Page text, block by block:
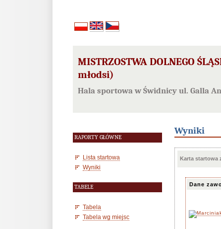
MISTRZOSTWA DOLNEGO
młodsi)
Hala sportowa w Świdnicy ul. Galla
RAPORTY GŁÓWNE
Lista startowa
Wyniki
TABELE
Tabela
Tabela wg miejsc
Wyniki
Karta startowa
Dane